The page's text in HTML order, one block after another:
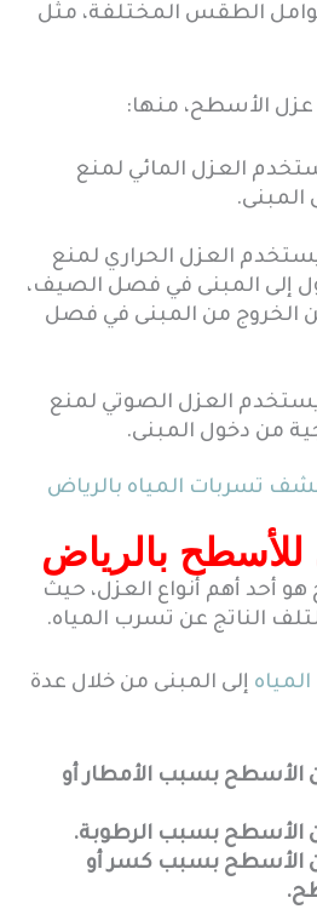
الطقس المختلفة، مثل
عزل الأسطح، منها:
العزل المائي لمنع
المبنى.
العزل الحراري لمنع
إلى المبنى في فصل الصيف،
الخروج من المبنى في فصل
العزل الصوتي لمنع
من دخول المبنى.
تسربات المياه بالرياض
للأسطح بالرياض
أحد أهم أنواع العزل، حيث
الناتج عن تسرب المياه.
إلى المبنى من خلال عدة
الأسطح بسبب الأمطار أو
الأسطح بسبب الرطوبة.
الأسطح بسبب كسر أو